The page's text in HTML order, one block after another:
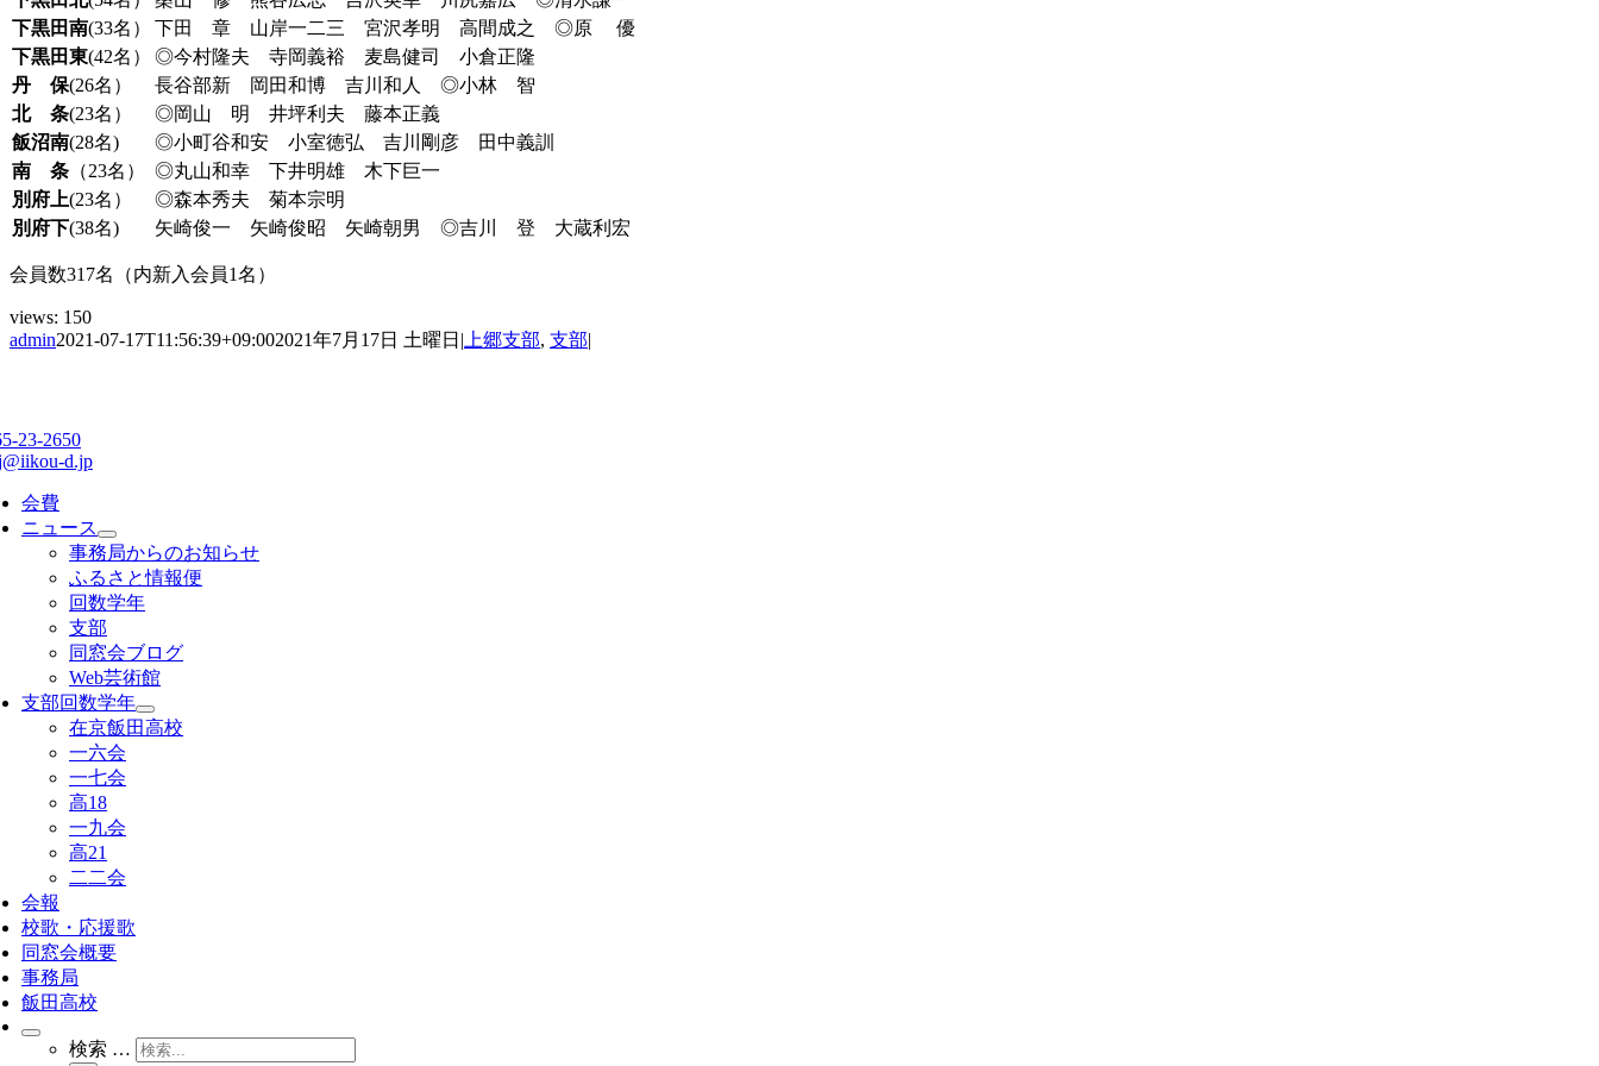
下黒田南(33名）
下田 章 山岸一二三 宮沢孝明 高間成之 ◎原 優
下黒田東(42名）
◎今村隆夫 寺岡義裕 麦島健司 小倉正隆
丹 保(26名）
長谷部新 岡田和博 吉川和人 ◎小林 智
北 条(23名）
◎岡山 明 井坪利夫 藤本正義
飯沼南(28名)
◎小町谷和安 小室徳弘 吉川剛彦 田中義訓
南 条 （23名）
◎丸山和幸 下井明雄 木下巨一
別府上(23名）
◎森本秀夫 菊本宗明
別府下(38名) 矢崎俊一 矢崎俊昭 矢崎朝男 ◎吉川 登 大蔵利宏
会員数317名（内新入会員1名）
views: 150
admin2021-07-17T11:56:39+09:002021年7月17日 土曜日 | 上郷支部, 支部|
23-2650
d.jp
会費
ニュース
事務局からのお知らせ
ふるさと情報便
回数学年
支部
同窓会ブログ
Web芸術館
支部回数学年
在京飯田高校
一六会
一七会
高18
一九会
高21
二二会
会報
校歌・応援歌
同窓会概要
事務局
飯田高校
検索 …